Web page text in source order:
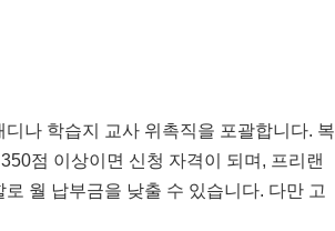
나 학습지 교사 위촉직을 포괄합니다. 복
점 이상이면 신청 자격이 되며, 프리랜
월 납부금을 낮출 수 있습니다. 다만 고